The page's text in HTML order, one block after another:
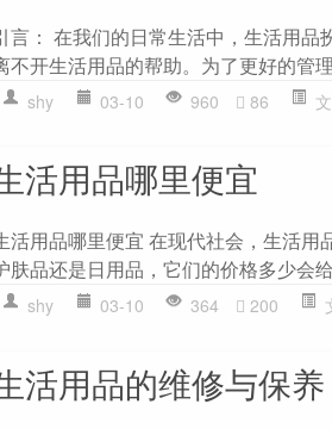
言： 在我们的日常生活中，生活用
不开生活用品的帮助。为了更好的管
shy 03-10 960 86
活用品哪里便宜
活用品哪里便宜 在现代社会，生活用
肤品还是日用品，它们的价格多少会
shy 03-10 364 200
活用品的维修与保养